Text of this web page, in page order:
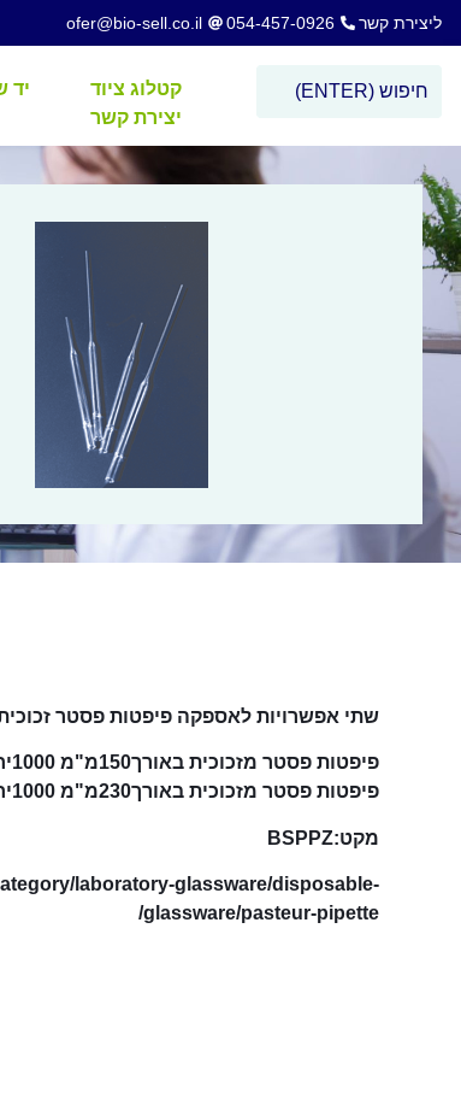
ליצירת קשר 054-457-0926
ofer@bio-sell.co.il
קטלוג ציוד יד
יצירת קשר
שתי אפשרויות לאספקה פיפטות פסטר
פיפטות פסטר מזכוכית באורך150מ"מ 1000יחידות
פיפטות פסטר מזכוכית באורך230מ"מ 1000יחידות
מקט:BSPPZ
laboratory-glassware/disposable-
glassware/pasteur-pipette/